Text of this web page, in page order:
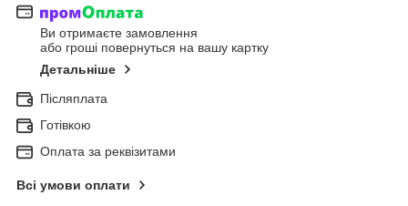
Ви отримаєте замовлення
або гроші повернуться на вашу картку
Детальніше
Післяплата
Готівкою
Оплата за реквізитами
Всі умови оплати